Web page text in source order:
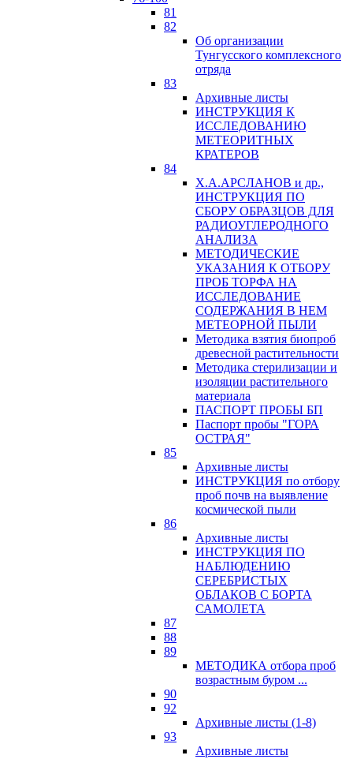
81
82
Об организации
Тунгусского комплексного
отряда
83
Архивные листы
ИНСТРУКЦИЯ К
ИССЛЕДОВАНИЮ
МЕТЕОРИТНЫХ
КРАТЕРОВ
84
Х.А.АРСЛАНОВ и др.,
ИНСТРУКЦИЯ ПО
СБОРУ ОБРАЗЦОВ ДЛЯ
РАДИОУГЛЕРОДНОГО
АНАЛИЗА
МЕТОДИЧЕСКИЕ
УКАЗАНИЯ К ОТБОРУ
ПРОБ ТОРФА НА
ИССЛЕДОВАНИЕ
СОДЕРЖАНИЯ В НЕМ
МЕТЕОРНОЙ ПЫЛИ
Методика взятия биопроб
древесной растительности
Методика стерилизации и
изоляции растительного
материала
ПАСПОРТ ПРОБЫ БП
Паспорт пробы "ГОРА
ОСТРАЯ"
85
Архивные листы
ИНСТРУКЦИЯ по отбору
проб почв на выявление
космической пыли
86
Архивные листы
ИНСТРУКЦИЯ ПО
НАБЛЮДЕНИЮ
СЕРЕБРИСТЫХ
ОБЛАКОВ С БОРТА
САМОЛЕТА
87
88
89
МЕТОДИКА отбора проб
возрастным буром ...
90
92
Архивные листы (1-8)
93
Архивные листы